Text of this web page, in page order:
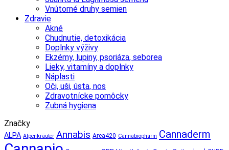
Vnútorné druhy semien
Zdravie
Akné
Chudnutie, detoxikácia
Doplnky výživy
Ekzémy, lupiny, psoriáza, seborea
Lieky, vitamíny a doplnky
Náplasti
Oči, uši, ústa, nos
Zdravotnícke pomôcky
Zubná hygiena
Značky
ALPA Alpenkräuter Annabis Area420 Cannabiopharm Cannaderm